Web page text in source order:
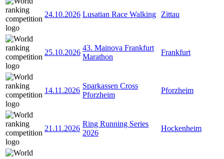
24.10.2026 Lusatian Race Walking Zittau
25.10.2026
43. Mainova Frankfurt
Marathon
Frankfurt
14.11.2026
Sparkassen Cross
Pforzheim
Pforzheim
21.11.2026
Ring Running Series
2026
Hockenheim